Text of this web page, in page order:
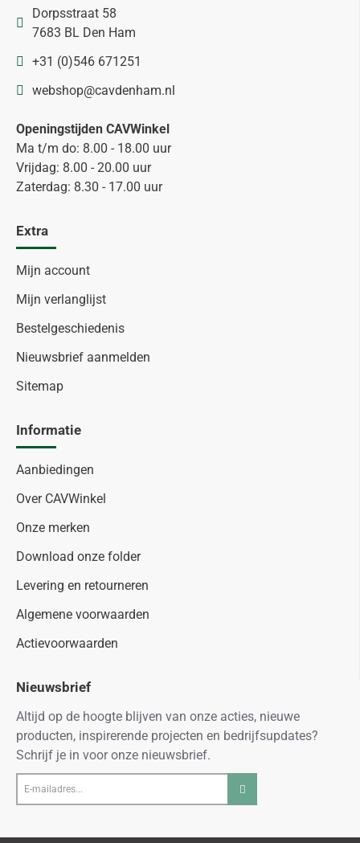
Dorpsstraat 58
7683 BL Den Ham
+31 (0)546 671251
webshop@cavdenham.nl
Openingstijden CAVWinkel
Ma t/m do: 8.00 - 18.00 uur
Vrijdag: 8.00 - 20.00 uur
Zaterdag: 8.30 - 17.00 uur
Extra
Mijn account
Mijn verlanglijst
Bestelgeschiedenis
Nieuwsbrief aanmelden
Sitemap
Informatie
Aanbiedingen
Over CAVWinkel
Onze merken
Download onze folder
Levering en retourneren
Algemene voorwaarden
Actievoorwaarden
Nieuwsbrief
Altijd op de hoogte blijven van onze acties, nieuwe
producten, inspirerende projecten en bedrijfsupdates?
Schrijf je in voor onze nieuwsbrief.
mailadres...